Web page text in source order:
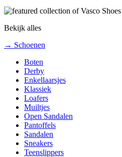
Bekijk alles
→ Schoenen
Boten
Derby
Enkellaarsjes
Klassiek
Loafers
Muiltjes
Open Sandalen
Pantoffels
Sandalen
Sneakers
Teenslippers